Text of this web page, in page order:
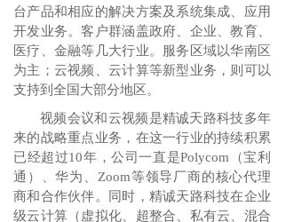
台产品和相应的解决方案及系统集成、应用
开发业务。客户群涵盖政府、企业、教育、
医疗、金融等几大行业。服务区域以华南区
为主；云视频、云计算等新型业务，则可以
支持到全国大部分地区。
视频会议和云视频是精诚天路科技多年
来的战略重点业务，在这一行业的持续积累
已经超过10年，公司一直是Polycom（宝利
通）、华为、Zoom等领导厂商的核心代理
商和合作伙伴。同时， 精诚天路科技在企业
级云计算（虚拟化、超整合、私有云、混合